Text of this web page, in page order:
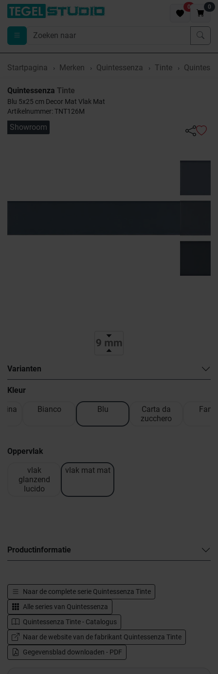
0 0
Startpagina Merken Quintessenza Tinte
Quintessenza Tinte
Blu 5x25 cm Decor Mat Vlak Mat
Artikelnummer: TNT126M
Showroom
Varianten
Kleur
Bianco Blu
Carta da
zucchero
Oppervlak
vlak
glanzend
lucido
vlak mat mat
Productinformatie
Naar de complete serie Quintessenza Tinte
Alle series van Quintessenza
Quintessenza Tinte - Catalogus
Naar de website van de fabrikant Quintessenza Tinte
Gegevensblad downloaden - PDF